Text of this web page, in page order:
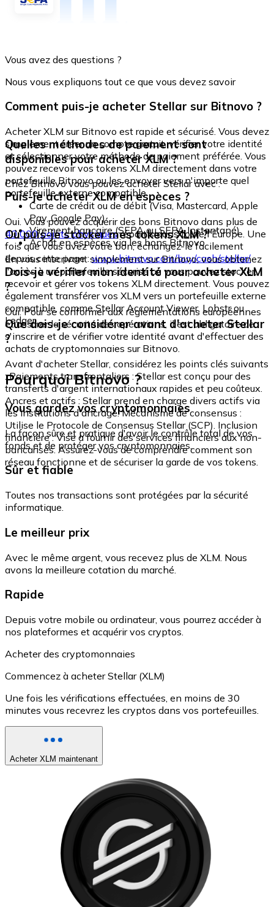
Vous avez des questions ?
Nous vous expliquons tout ce que vous devez savoir
Comment puis-je acheter Stellar sur Bitnovo ?
Acheter XLM sur Bitnovo est rapide et sécurisé. Vous devez
simplement créer un compte gratuit, vérifier votre identité
et sélectionner votre méthode de paiement préférée. Vous
pouvez recevoir vos tokens XLM directement dans votre
portefeuille Bitnovo ou les envoyer vers n'importe quel
portefeuille externe compatible.
Quelles méthodes de paiement sont
disponibles pour acheter XLM ?
Chez Bitnovo vous pouvez acheter Stellar avec :
Carte de crédit ou de débit (Visa, Mastercard, Apple
Pay, Google Pay)
Virement bancaire (SEPA ou SEPA Instantané)
Achat en espèces via les bons Bitnovo
Puis-je acheter XLM en espèces ?
Oui. Vous pouvez acquérir des bons Bitnovo dans plus de
40 000 points physiquesrépartis dans toute l'Europe. Une
fois que vous avez votre bon, échangez-le facilement
depuis cette page :www.bitnovo.com/buy/cash/stellar/
Où puis-je stocker mes tokens XLM ?
En vous inscrivant simplement sur Bitnovo, vous obtenez
l'accès à un portefeuille sécurisé où vous pouvez stocker,
recevoir et gérer vos tokens XLM directement. Vous pouvez
également transférer vos XLM vers un portefeuille externe
compatible, comme Stellar Account Viewer, Lobstr ou
Ledger.
Dois-je vérifier mon identité pour acheter XLM
?
Oui. Pour se conformer aux réglementations européennes
et assurer la sécurité des opérations, il est obligatoire de
s'inscrire et de vérifier votre identité avant d'effectuer des
achats de cryptomonnaies sur Bitnovo.
Que dois-je considérer avant d'acheter Stellar
?
Avant d'acheter Stellar, considérez les points clés suivants
: Paiements transfrontaliers : Stellar est conçu pour des
transferts d'argent internationaux rapides et peu coûteux.
Ancres et actifs : Stellar prend en charge divers actifs via
les institutions d'ancrage. Mécanisme de consensus :
Utilise le Protocole de Consensus Stellar (SCP). Inclusion
financière : Vise à fournir des services financiers aux non-
bancarisés. Assurez-vous de comprendre comment son
réseau fonctionne et de sécuriser la garde de vos tokens.
Pourquoi Bitnovo ?
Vous gardez vos cryptomonnaies
La façon sûre et pratique d'avoir le contrôle total de vos
fonds et de protéger vos cryptomonnaies.
Sûr et fiable
Toutes nos transactions sont protégées par la sécurité
informatique.
Le meilleur prix
Avec le même argent, vous recevez plus de XLM. Nous
avons la meilleure cotation du marché.
Rapide
Depuis votre mobile ou ordinateur, vous pourrez accéder à
nos plateformes et acquérir vos cryptos.
Acheter des cryptomonnaies
Commencez à acheter Stellar (XLM)
Une fois les vérifications effectuées, en moins de 30
minutes vous recevrez les cryptos dans vos portefeuilles.
Acheter XLM maintenant